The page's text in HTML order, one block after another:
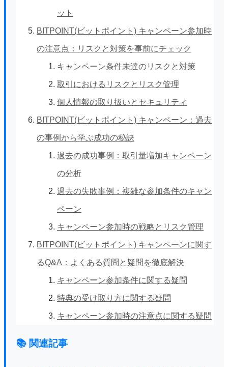
ット
BITPOINT(ビットポイント) キャンペーン参加時
の注意点：リスクと対策を事前にチェック
キャンペーン条件未達のリスクと対策
取引におけるリスクとリスク管理
個人情報の取り扱いとセキュリティ
BITPOINT(ビットポイント) キャンペーン：過去
の事例から学ぶ成功の秘訣
過去の成功事例：取引量増加キャンペーン
の分析
過去の失敗事例：複雑な参加条件のキャン
ペーン
キャンペーン参加時の戦略とリスク管理
BITPOINT(ビットポイント) キャンペーンに関す
るQ&A：よくある質問と疑問を徹底解決
キャンペーン参加条件に関する疑問
特典の受け取り方に関する疑問
キャンペーン参加時の注意点に関する疑問
📚 関連記事